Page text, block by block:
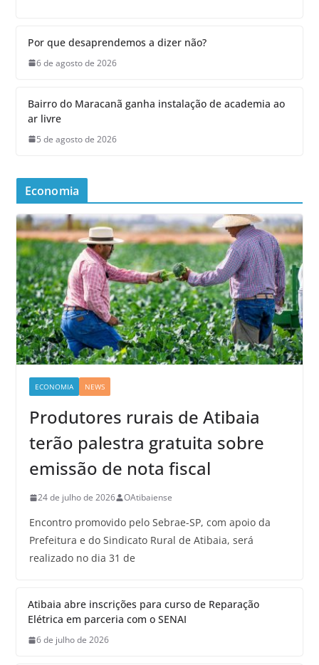
Por que desaprendemos a dizer não?
6 de agosto de 2026
Bairro do Maracanã ganha instalação de academia ao
ar livre
5 de agosto de 2026
Economia
ECONOMIA NEWS
Produtores rurais de Atibaia
terão palestra gratuita sobre
emissão de nota fiscal
24 de julho de 2026 OAtibaiense
Encontro promovido pelo Sebrae-SP, com apoio da
Prefeitura e do Sindicato Rural de Atibaia, será
realizado no dia 31 de
Atibaia abre inscrições para curso de Reparação
Elétrica em parceria com o SENAI
6 de julho de 2026